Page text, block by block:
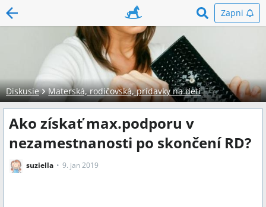
Zapni
Diskusie Materská, rodičovská, prídavky na deti
Ako získať max.podporu v
nezamestnanosti po skončení RD?
suziella 9. jan 2019